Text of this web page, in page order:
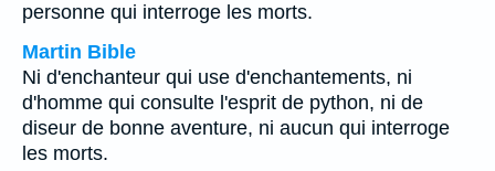
personne qui interroge les morts.
Martin Bible
Ni d'enchanteur qui use d'enchantements, ni
d'homme qui consulte l'esprit de python, ni de
diseur de bonne aventure, ni aucun qui interroge
les morts.